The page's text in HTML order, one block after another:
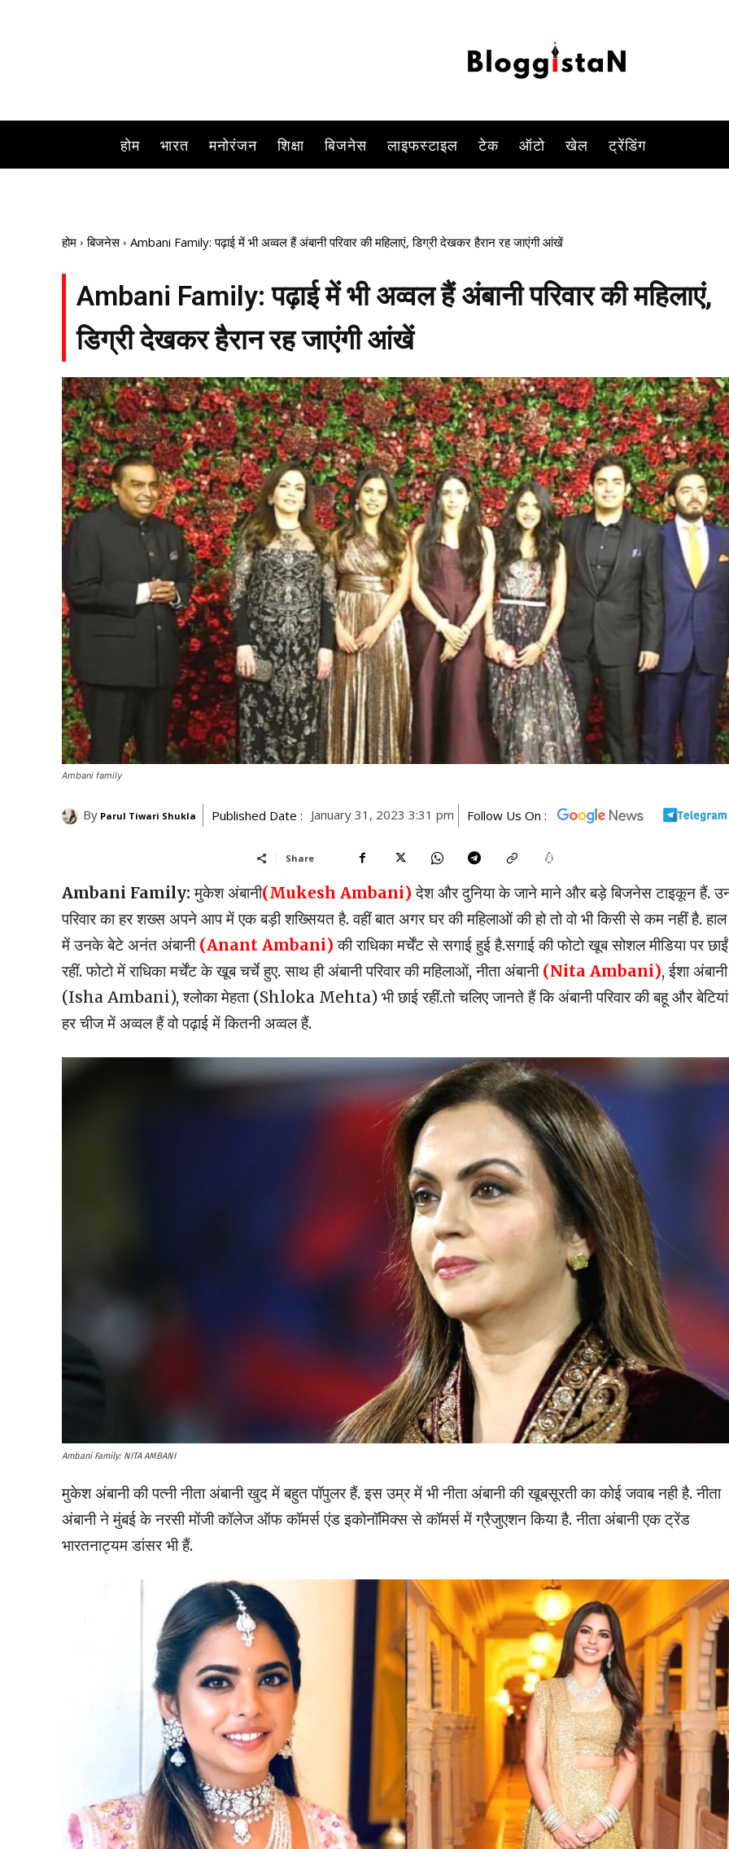
होम भारत मनोरंजन शिक्षा बिजनेस लाइफस्टाइल टेक ऑटो खेल ट्रेंडिंग
होम बिजनेस Ambani Family: पढ़ाई में भी अव्वल हैं अंबानी परिवार की महिलाएं, डिग्री देखकर हैरान रह जाएंगी आंखें
Ambani Family: पढ़ाई में भी अव्वल हैं अंबानी परिवार की महिलाएं,
डिग्री देखकर हैरान रह जाएंगी आंखें
Ambani family
By Parul Tiwari Shukla Published Date : January 31, 2023 3:31 pm Follow Us On :
Share
Ambani Family: मुकेश अंबानी(Mukesh Ambani) देश और दुनिया के जाने माने और बड़े बिजनेस टाइकून हैं.
परिवार का हर शख्स अपने आप में एक बड़ी शख्सियत है. वहीं बात अगर घर की महिलाओं की हो तो वो भी किसी से कम नहीं है. हाल
में उनके बेटे अनंत अंबानी (Anant Ambani) की राधिका मर्चेंट से सगाई हुई है.सगाई की फोटो खूब सोशल मीडिया पर छाईं
रहीं. फोटो में राधिका मर्चेंट के खूब चर्चे हुए. साथ ही अंबानी परिवार की महिलाओं, नीता अंबानी (Nita Ambani), ईशा अंबानी
(Isha Ambani), श्लोका मेहता (Shloka Mehta) भी छाई रहीं.तो चलिए जानते हैं कि अंबानी परिवार की बहू और
हर चीज में अव्वल हैं वो पढ़ाई में कितनी अव्वल हैं.
Ambani Family: NITA AMBANI
मुकेश अंबानी की पत्नी नीता अंबानी खुद में बहुत पॉपुलर हैं. इस उम्र में भी नीता अंबानी की खूबसूरती का कोई जवाब नही है. नीता
अंबानी ने मुंबई के नरसी मोंजी कॉलेज ऑफ कॉमर्स एंड इकोनॉमिक्स से कॉमर्स में ग्रैजुएशन किया है. नीता अंबानी एक ट्रेंड
भारतनाट्यम डांसर भी हैं.